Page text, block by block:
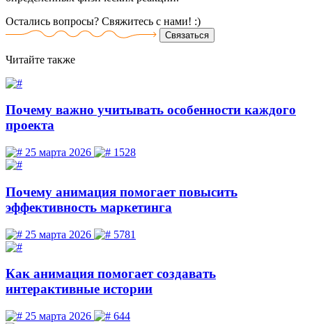
Остались вопросы? Свяжитесь с нами! :)
Связаться
Читайте также
Почему важно учитывать особенности каждого
проекта
25 марта 2026 1528
Почему анимация помогает повысить
эффективность маркетинга
25 марта 2026 5781
Как анимация помогает создавать
интерактивные истории
25 марта 2026 644